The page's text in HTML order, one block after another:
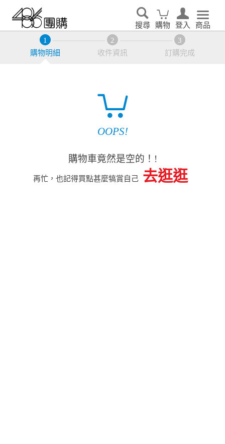
搜尋 購物 登入 商品
購物明細 收件資訊 訂購完成
OOPS!
購物車竟然是空的！!
再忙，也記得買點甚麼犒賞自己 去逛逛